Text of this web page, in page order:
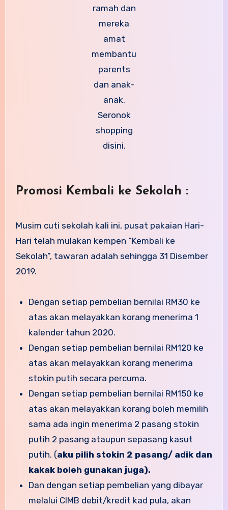
ramah dan
mereka
amat
membantu
parents
dan anak-
anak.
Seronok
shopping
disini.
Promosi Kembali ke Sekolah :
Musim cuti sekolah kali ini, pusat pakaian Hari-
Hari telah mulakan kempen “Kembali ke
Sekolah”, tawaran adalah sehingga 31 Disember
2019.
Dengan setiap pembelian bernilai RM30 ke
atas akan melayakkan korang menerima 1
kalender tahun 2020.
Dengan setiap pembelian bernilai RM120 ke
atas akan melayakkan korang menerima
stokin putih secara percuma.
Dengan setiap pembelian bernilai RM150 ke
atas akan melayakkan korang boleh memilih
sama ada ingin menerima 2 pasang stokin
putih 2 pasang ataupun sepasang kasut
putih. (aku pilih stokin 2 pasang/ adik dan
kakak boleh gunakan juga).
Dan dengan setiap pembelian yang dibayar
melalui CIMB debit/kredit kad pula, akan